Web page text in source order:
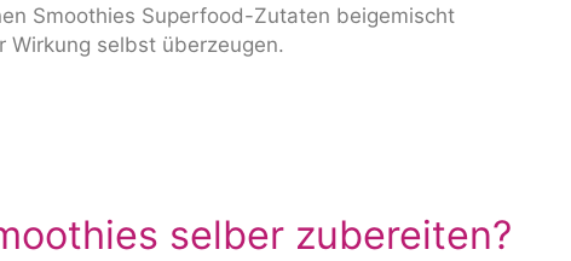
Smoothies Superfood-Zutaten beigemischt
Wirkung selbst überzeugen.
selber zubereiten?